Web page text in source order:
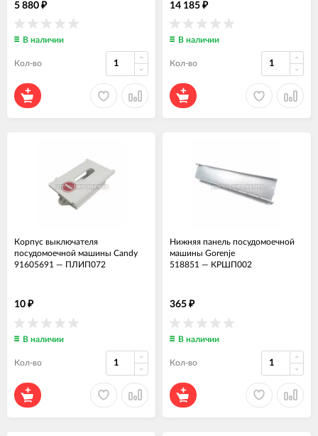
5 880 ₽
В наличии
Кол-во
14 185 ₽
В наличии
Кол-во
Корпус выключателя
посудомоечной машины Candy
91605691 — ПЛИП072
10 ₽
В наличии
Кол-во
Нижняя панель посудомоечной
машины Gorenje
518851 — КРШП002
365 ₽
В наличии
Кол-во